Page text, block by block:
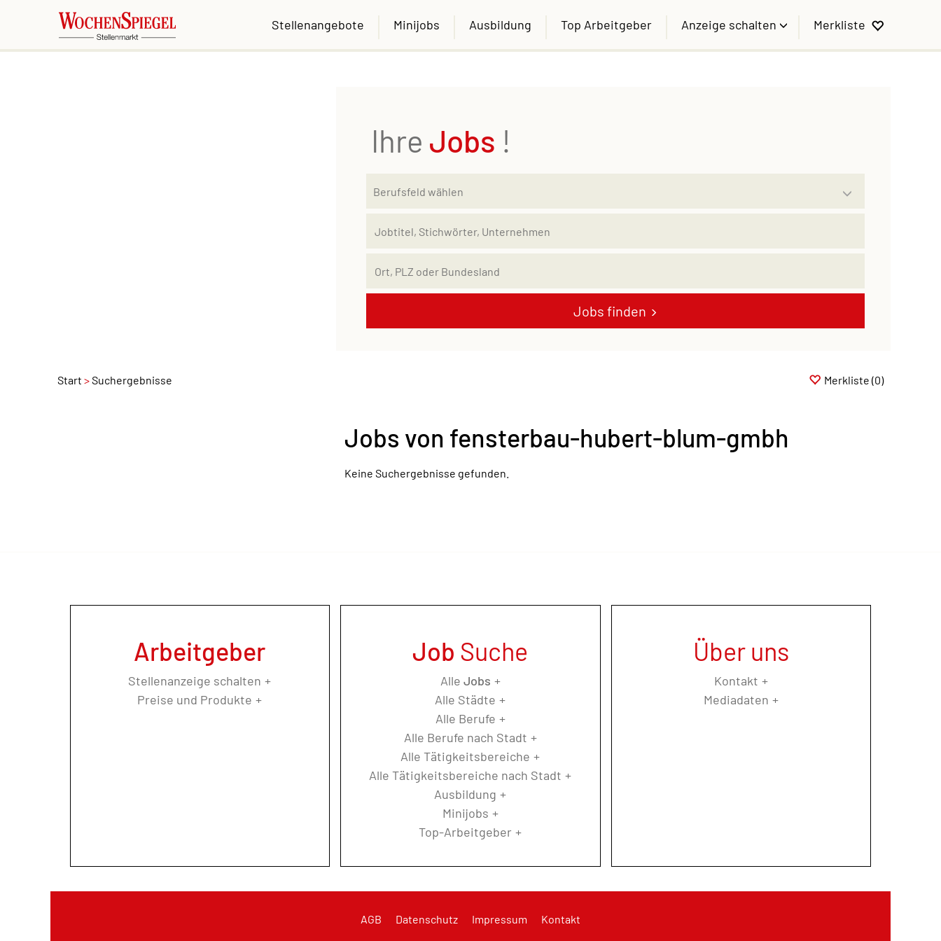
Stellenangebote Minijobs Ausbildung Top Arbeitgeber Anzeige schalten Merkliste
Ihre Jobs !
Jobs finden
Start Suchergebnisse Merkliste (0)
Jobs von fensterbau-hubert-blum-gmbh
Keine Suchergebnisse gefunden.
Arbeitgeber
Stellenanzeige schalten
Preise und Produkte
Job Suche
Alle Jobs
Alle Städte
Alle Berufe
Alle Berufe nach Stadt
Alle Tätigkeitsbereiche
Alle Tätigkeitsbereiche nach Stadt
Ausbildung
Minijobs
Top-Arbeitgeber
Über uns
Kontakt
Mediadaten
AGB Datenschutz Impressum Kontakt